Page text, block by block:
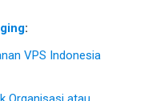
:
VPS Indonesia